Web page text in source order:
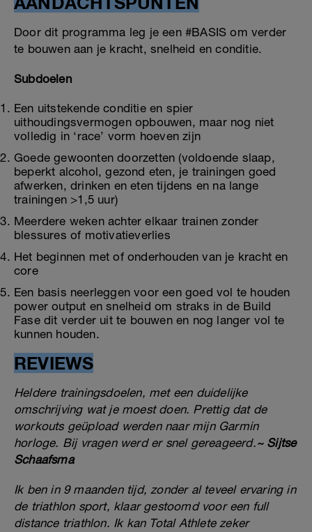
Door dit programma leg je een #BASIS om verder
te bouwen aan je kracht, snelheid en conditie.
Subdoelen
Een uitstekende conditie en spier
uithoudingsvermogen opbouwen, maar nog niet
volledig in ‘race’ vorm hoeven zijn
Goede gewoonten doorzetten (voldoende slaap,
beperkt alcohol, gezond eten, je trainingen goed
afwerken, drinken en eten tijdens en na lange
trainingen >1,5 uur)
Meerdere weken achter elkaar trainen zonder
blessures of motivatieverlies
Het beginnen met of onderhouden van je kracht en
core
Een basis neerleggen voor een goed vol te houden
power output en snelheid om straks in de Build
Fase dit verder uit te bouwen en nog langer vol te
kunnen houden.
REVIEWS
Heldere trainingsdoelen, met een duidelijke
omschrijving wat je moest doen. Prettig dat de
workouts geüpload werden naar mijn Garmin
horloge. Bij vragen werd er snel gereageerd.~ Sijtse
Schaafsma
Ik ben in 9 maanden tijd, zonder al teveel ervaring in
de triathlon sport, klaar gestoomd voor een full
distance triathlon. Ik kan Total Athlete zeker